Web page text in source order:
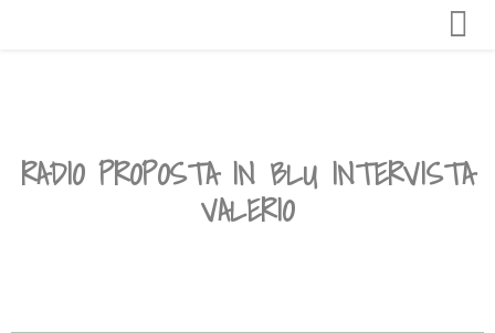
RADIO PROPOSTA IN BLU INTERVISTA
VALERIO